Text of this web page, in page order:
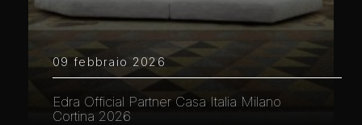
09 febbraio 2026
Edra Official Partner Casa Italia Milano
Cortina 2026